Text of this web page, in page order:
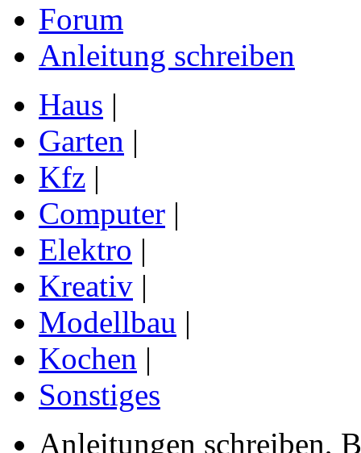
Forum
Anleitung schreiben
Haus |
Garten |
Kfz |
Computer |
Elektro |
Kreativ |
Modellbau |
Kochen |
Sonstiges
Anleitungen schreiben,